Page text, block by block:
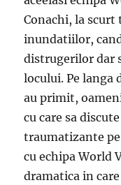
Conachi, la scurt
inundatiilor,
distrugerilor dar
locului. Pe langa
au primit,
cu care sa
traumatizante
cu echipa World
dramatica in